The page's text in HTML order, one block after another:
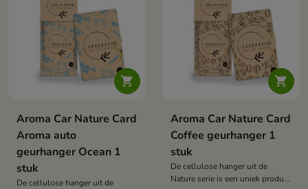

Aroma Car Nature Card
Aroma auto
geurhanger Ocean 1
stuk
De cellulose hanger uit de

Aroma Car Nature Card
Coffee geurhanger 1
stuk
De cellulose hanger uit de
Nature serie is een uniek product